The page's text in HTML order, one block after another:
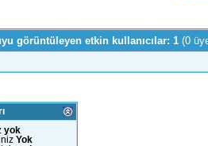
görüntüleyen etkin kullanıcılar: 1 (0
yok
Yok